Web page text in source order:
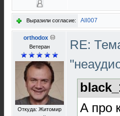
Выразили согласие: All007
orthodox
Ветеран
Откуда: Житомир
RE:
А про